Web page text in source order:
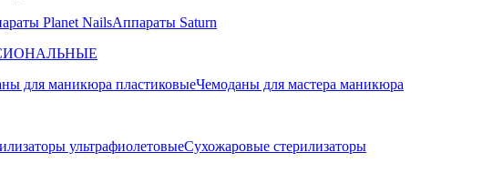
Planet NailsАппараты Saturn
для маникюра пластиковыеЧемоданы для мастера маникюра
ультрафиолетовыеСухожаровые стерилизаторы